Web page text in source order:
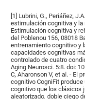
[1] Lubrini, G., Periáñez,
estimulación cognitiva y
Estimulación cognitiva y
del Poblenou 156, 08018
entrenamiento cognitivo y
capacidades cognitivas
controlado de cuatro
Aging Neurosci. 5:8. doi:
C, Aharonson V, et al. - El
cognitivo CogniFit
cognitivo que los clásicos
aleatorizado, doble ciego